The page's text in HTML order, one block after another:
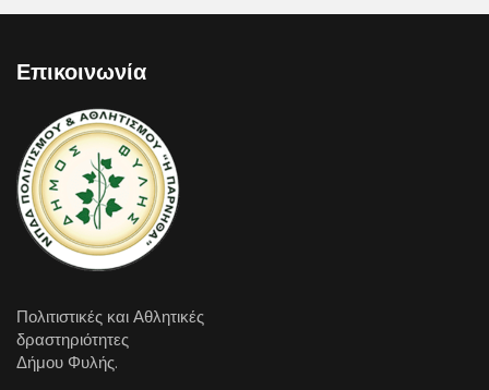
Επικοινωνία
Πολιτιστικές και Αθλητικές
δραστηριότητες
Δήμου Φυλής.